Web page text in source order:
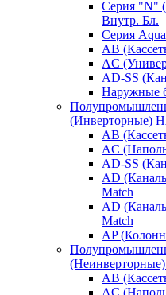
Серия "N"
Внутр. Бл.
Серия
AB
AC
AD-SS
Наружные
(Инверторные)
AB
AC
AD-SS
AD
Match
AD
Match
AP
AB
AC